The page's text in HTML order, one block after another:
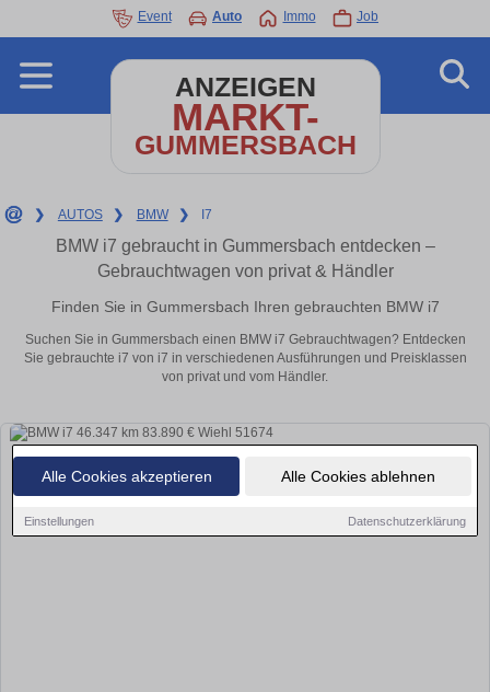
Alle Cookies akzeptieren Alle Cookies ablehnen
Einstellungen Datenschutzerklärung
Event Auto Immo Job
ANZEIGEN
MARKT-
GUMMERSBACH
❯ AUTOS ❯ BMW ❯ I7
BMW i7 gebraucht in Gummersbach entdecken –
Gebrauchtwagen von privat & Händler
Finden Sie in Gummersbach Ihren gebrauchten BMW i7
Suchen Sie in Gummersbach einen BMW i7 Gebrauchtwagen? Entdecken
Sie gebrauchte i7 von i7 in verschiedenen Ausführungen und Preisklassen
von privat und vom Händler.